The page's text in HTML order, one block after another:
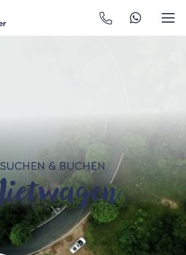
SUCHEN & BUCHEN